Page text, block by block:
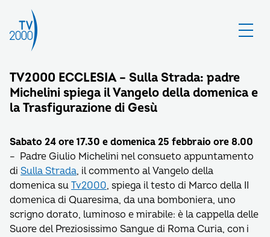
TV2000 ECCLESIA – Sulla Strada: padre
Michelini spiega il Vangelo della domenica e
la Trasfigurazione di Gesù
Sabato 24 ore 17.30 e domenica 25 febbraio ore 8.00
– Padre Giulio Michelini nel consueto appuntamento
di Sulla Strada, il commento al Vangelo della
domenica su Tv2000, spiega il testo di Marco della II
domenica di Quaresima, da una bomboniera, uno
scrigno dorato, luminoso e mirabile: è la cappella delle
Suore del Preziosissimo Sangue di Roma Curia, con i